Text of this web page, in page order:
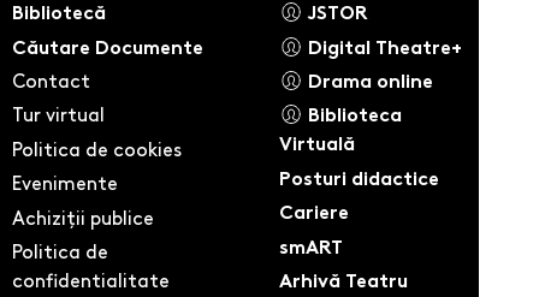
Bibliotecă
Căutare Documente
Contact
Tur virtual
Politica de cookies
Evenimente
Achiziții publice
Politica de
confidentialitate
JSTOR
Digital Theatre+
Drama online
Biblioteca
Virtuală
Posturi didactice
Cariere
smART
Arhivă Teatru